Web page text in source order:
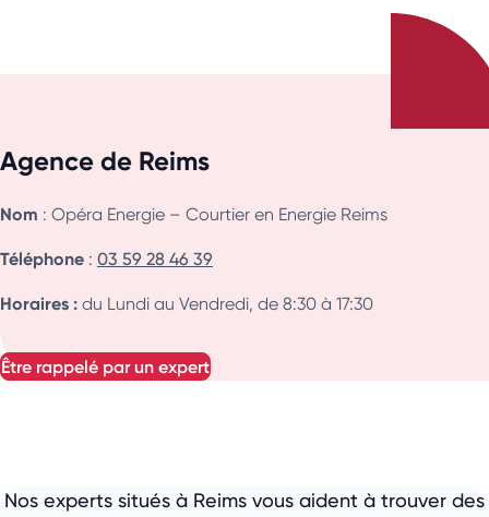
Agence de Reims
Nom : Opéra Energie – Courtier en Energie Reims
Téléphone : 03 59 28 46 39
Horaires : du Lundi au Vendredi, de 8:30 à 17:30
être rappelé par un expert
Nos experts situés à Reims vous aident à trouver des